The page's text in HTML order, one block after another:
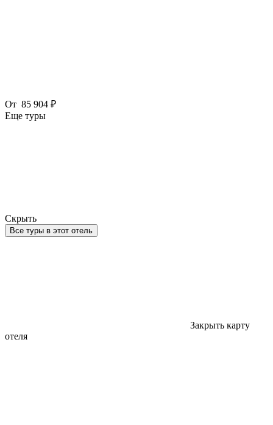
От 85 904 ₽
Еще туры
Скрыть
Все туры в этот отель
Закрыть карту
отеля